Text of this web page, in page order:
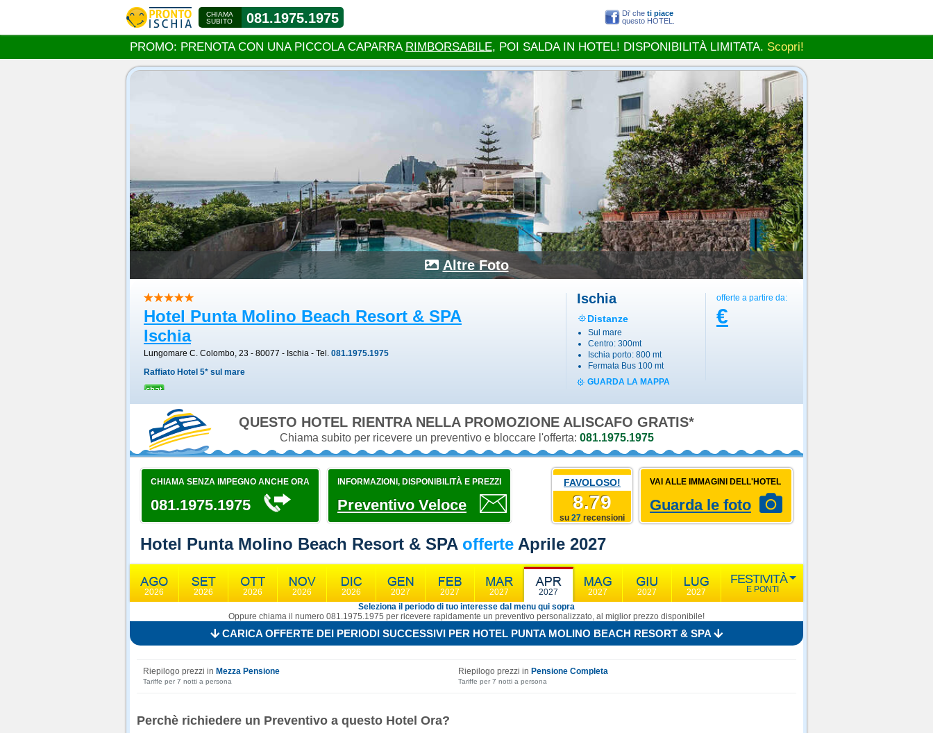
Altre Foto
Hotel Punta Molino Beach Resort & SPA
Ischia
Lungomare C. Colombo, 23 - 80077 - Ischia - Tel. 081.1975.1975
Raffiato Hotel 5* sul mare
offerte a partire da:
€
Ischia
Distanze
Sul mare
Centro: 300mt
Ischia porto: 800 mt
Fermata Bus 100 mt
GUARDA LA MAPPA
QUESTO HOTEL RIENTRA NELLA PROMOZIONE
Chiama subito per ricevere un preventivo e bloccare l'offerta: 081.1975.1975
VAI ALLE IMMAGINI DELL'HOTEL
Guarda le foto
FAVOLOSO!
8.79
su 27 recensioni
CHIAMA SENZA IMPEGNO ANCHE ORA
081.1975.1975
INFORMAZIONI, DISPONIBILITÀ E PREZZI
Preventivo Veloce
Hotel Punta Molino Beach Resort & SPAofferte Aprile 2027
2026 2026 2026 2026 2026 2027 2027 2027 2027 2027 2027 2027
FESTIVITÀ
E PONTI
Seleziona il periodo di tuo interesse dal menu qui sopra
Oppure chiama il numero 081.1975.1975 per ricevere rapidamente un preventivo personalizzato, al miglior prezzo disponibile!
CARICA OFFERTE DEI PERIODI SUCCESSIVI PER HOTEL PUNTA MOLINO BEACH RESORT & SPA
Riepilogo prezzi in Mezza Pensione
Tariffe per 7 notti a persona
Riepilogo prezzi in Pensione Completa
Tariffe per 7 notti a persona
Perchè richiedere un Preventivo a questo Hotel Ora?
CHIAMA
SUBITO
081.1975.1975 Di' che ti piace
questo HOTEL.
PROMO: PRENOTA CON UNA PICCOLA CAPARRA RIMBORSABILE, POI SALDA IN HOTEL! DISPONIBILITÀ LIMITATA. Scopri!